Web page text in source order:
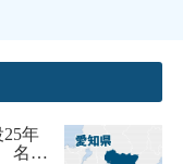
25年
名古